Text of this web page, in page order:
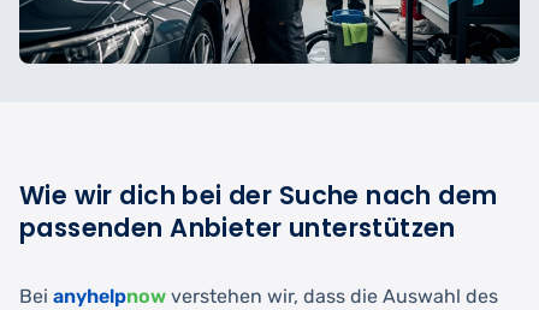
Wie wir dich bei der Suche nach dem
passenden Anbieter unterstützen
Bei anyhelpnow verstehen wir, dass die Auswahl des